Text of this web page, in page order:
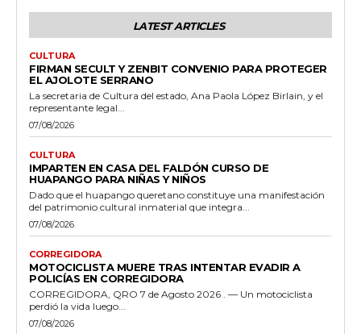
LATEST ARTICLES
CULTURA
FIRMAN SECULT Y ZENBIT CONVENIO PARA PROTEGER
EL AJOLOTE SERRANO
La secretaria de Cultura del estado, Ana Paola López Birlain, y el
representante legal...
07/08/2026
CULTURA
IMPARTEN EN CASA DEL FALDÓN CURSO DE
HUAPANGO PARA NIÑAS Y NIÑOS
Dado que el huapango queretano constituye una manifestación
del patrimonio cultural inmaterial que integra...
07/08/2026
CORREGIDORA
MOTOCICLISTA MUERE TRAS INTENTAR EVADIR A
POLICÍAS EN CORREGIDORA
CORREGIDORA, QRO 7 de Agosto 2026 . — Un motociclista
perdió la vida luego...
07/08/2026